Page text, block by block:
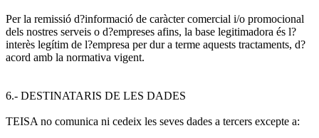
Per la remissió d?informació de caràcter comercial i/o promocional
dels nostres serveis o d?empreses afins, la base legitimadora és l?
interès legítim de l?empresa per dur a terme aquests tractaments, d?
acord amb la normativa vigent.
6.- DESTINATARIS DE LES DADES
TEISA no comunica ni cedeix les seves dades a tercers excepte a: